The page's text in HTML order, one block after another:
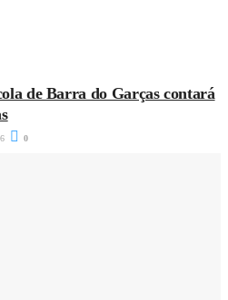
de Barra do Garças contará
0